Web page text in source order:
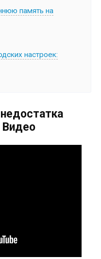
память на
настроек:
Видео